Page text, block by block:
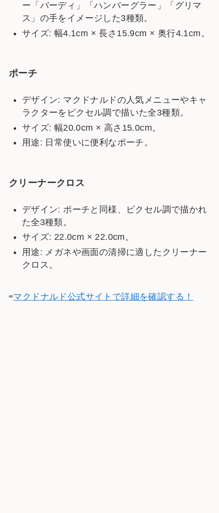
ー「バーディ」「ハンバーグラー」「グリマ
ス」の手をイメージした3種類。
サイズ: 幅4.1cm × 長さ15.9cm × 奥行4.1cm。
ポーチ
デザイン: マクドナルドの人気メニューやキャ
ラクターをピクセル調で描いた全3種類。
サイズ: 幅20.0cm × 高さ15.0cm。
用途: 日常使いに便利なポーチ。
クリーナークロス
デザイン: ポーチと同様、ピクセル調で描かれ
た全3種類。
サイズ: 22.0cm × 22.0cm。
用途: メガネや画面の清掃に適したクリーナー
クロス。
⇨マクドナルド公式サイトで詳細を確認する！